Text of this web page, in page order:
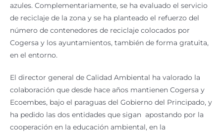
azules. Complementariamente, se ha evaluado el servicio
de reciclaje de la zona y se ha planteado el refuerzo del
número de contenedores de reciclaje colocados por
Cogersa y los ayuntamientos, también de forma gratuita,
en el entorno.
El director general de Calidad Ambiental ha valorado la
colaboración que desde hace años mantienen Cogersa y
Ecoembes, bajo el paraguas del Gobierno del Principado, y
ha pedido las dos entidades que sigan apostando por la
cooperación en la educación ambiental, en la